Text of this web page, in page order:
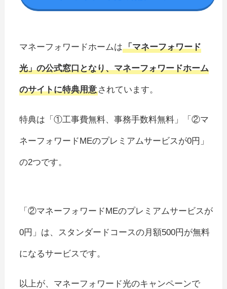
マネーフォワードホームは「マネーフォワード
光」の公式窓口となり、マネーフォワードホーム
のサイトに特典用意されています。
特典は「①工事費無料、事務手数料無料」「②マ
ネーフォワードMEのプレミアムサービスが0円」
の2つです。
「②マネーフォワードMEのプレミアムサービスが
0円」は、スタンダードコースの月額500円が無料
になるサービスです。
以上が、マネーフォワード光のキャンペーンで